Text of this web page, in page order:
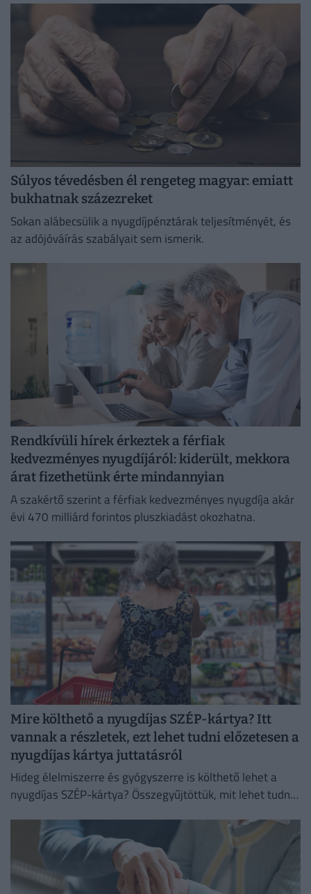
Súlyos tévedésben él rengeteg magyar: emiatt
bukhatnak százezreket
Sokan alábecsülik a nyugdíjpénztárak teljesítményét, és
az adójóváírás szabályait sem ismerik.
Rendkívüli hírek érkeztek a férfiak
kedvezményes nyugdíjáról: kiderült, mekkora
árat fizethetünk érte mindannyian
A szakértő szerint a férfiak kedvezményes nyugdíja akár
évi 470 milliárd forintos pluszkiadást okozhatna.
Mire költhető a nyugdíjas SZÉP-kártya? Itt
vannak a részletek, ezt lehet tudni előzetesen a
nyugdíjas kártya juttatásról
Hideg élelmiszerre és gyógyszerre is költhető lehet a
nyugdíjas SZÉP-kártya? Összegyűjtöttük, mit lehet tudni
juttatásáról.